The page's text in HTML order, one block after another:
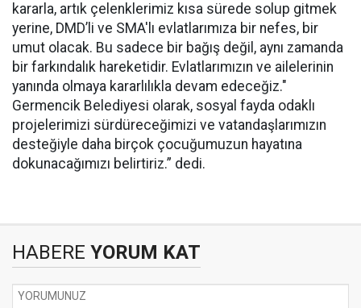
kararla, artık çelenklerimiz kısa sürede solup gitmek
yerine, DMD’li ve SMA'lı evlatlarımıza bir nefes, bir
umut olacak. Bu sadece bir bağış değil, aynı zamanda
bir farkındalık hareketidir. Evlatlarımızın ve ailelerinin
yanında olmaya kararlılıkla devam edeceğiz."
Germencik Belediyesi olarak, sosyal fayda odaklı
projelerimizi sürdüreceğimizi ve vatandaşlarımızın
desteğiyle daha birçok çocuğumuzun hayatına
dokunacağımızı belirtiriz.” dedi.
HABERE YORUM KAT